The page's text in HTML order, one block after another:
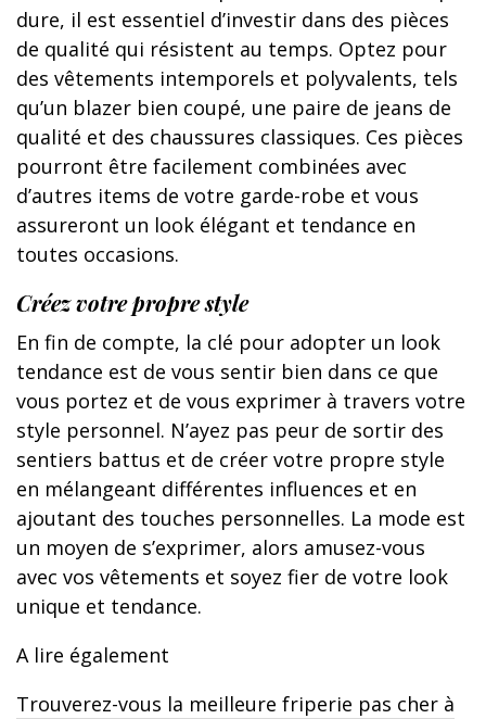
dure, il est essentiel d’investir dans des pièces
de qualité qui résistent au temps. Optez pour
des vêtements intemporels et polyvalents, tels
qu’un blazer bien coupé, une paire de jeans de
qualité et des chaussures classiques. Ces pièces
pourront être facilement combinées avec
d’autres items de votre garde-robe et vous
assureront un look élégant et tendance en
toutes occasions.
Créez votre propre style
En fin de compte, la clé pour adopter un look
tendance est de vous sentir bien dans ce que
vous portez et de vous exprimer à travers votre
style personnel. N’ayez pas peur de sortir des
sentiers battus et de créer votre propre style
en mélangeant différentes influences et en
ajoutant des touches personnelles. La mode est
un moyen de s’exprimer, alors amusez-vous
avec vos vêtements et soyez fier de votre look
unique et tendance.
A lire également
Trouverez-vous la meilleure friperie pas cher à